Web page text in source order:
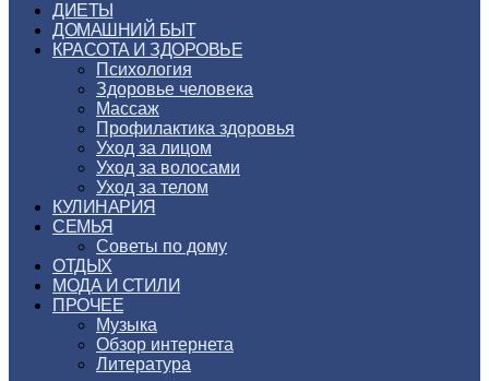
ДИЕТЫ
ДОМАШНИЙ БЫТ
КРАСОТА И ЗДОРОВЬЕ
Психология
Здоровье человека
Массаж
Профилактика здоровья
Уход за лицом
Уход за волосами
Уход за телом
КУЛИНАРИЯ
СЕМЬЯ
Советы по дому
ОТДЫХ
МОДА И СТИЛИ
ПРОЧЕЕ
Музыка
Обзор интернета
Литература